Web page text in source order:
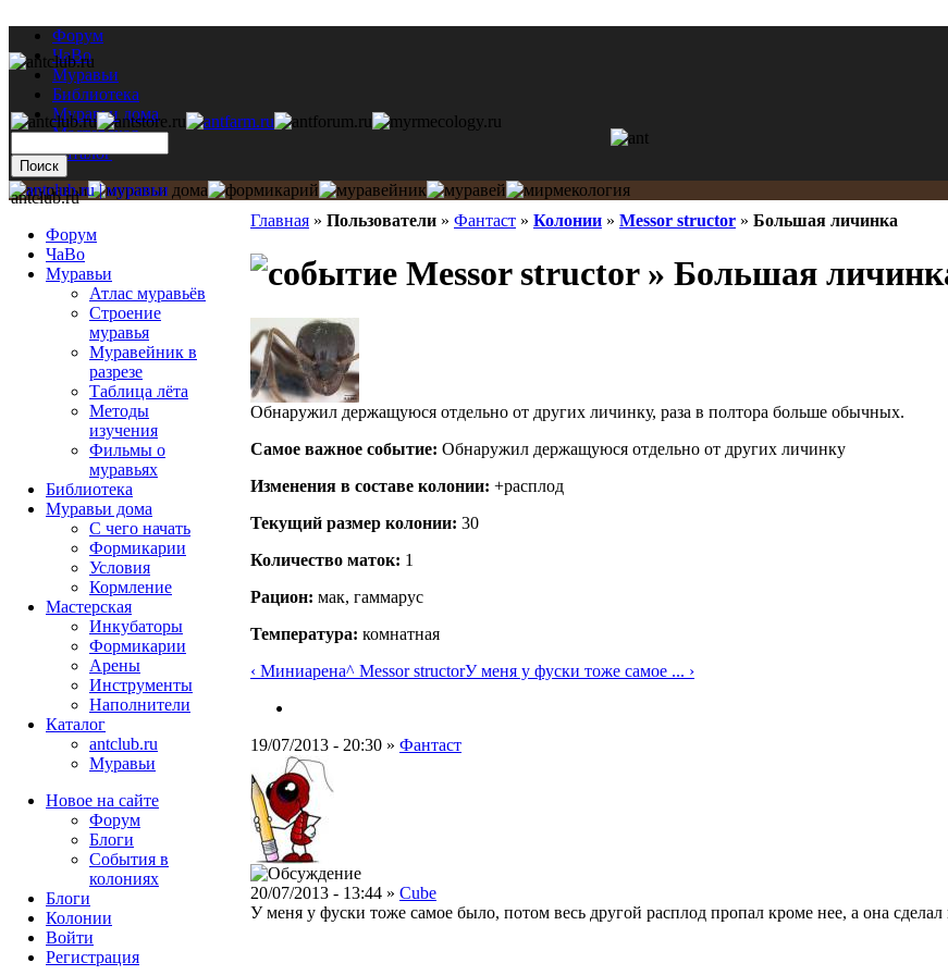
Форум
ЧаВо
Муравьи
Библиотека
Муравьи дома
Мастерская
Каталог
Главная » Пользователи » Фантаст » Колонии » Messor structor » Большая личинка
Messor structor » Большая
Обнаружил держащуюся отдельно от других личинку, раза в полтора больше обычных.
Самое важное событие: Обнаружил держащуюся отдельно от других личинку
Изменения в составе кoлонии: +расплод
Текущий размер кoлонии: 30
Количество маток: 1
Рацион: мак, гаммарус
Температура: комнатная
‹ Миниарена^ Messor structorУ меня у фуски тоже самое ... ›
19/07/2013 - 20:30 » Фантаст
20/07/2013 - 13:44 » Cube
У меня у фуски тоже самое было, потом весь другой расплод пропал кроме нее, а она сделал
antclub.ru
Форум
ЧаВо
Муравьи
Атлас муравьёв
Строение
муравья
Муравейник в
разрезе
Таблица лёта
Методы
изучения
Фильмы о
муравьях
Библиотека
Муравьи дома
С чего начать
Формикарии
Условия
Кормление
Мастерская
Инкубаторы
Формикарии
Арены
Инструменты
Наполнители
Каталог
antclub.ru
Муравьи
Новое на сайте
Форум
Блоги
События в
колониях
Блоги
Колонии
Войти
Peгиcтpaция